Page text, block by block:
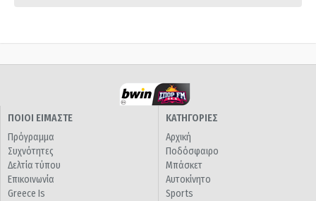
ΠΟΙΟΙ ΕΙΜΑΣΤΕ
Πρόγραμμα
Συχνότητες
Δελτία τύπου
Επικοινωνία
Greece Is
ΚΑΤΗΓΟΡΙΕΣ
Αρχική
Ποδόσφαιρο
Μπάσκετ
Αυτοκίνητο
Sports